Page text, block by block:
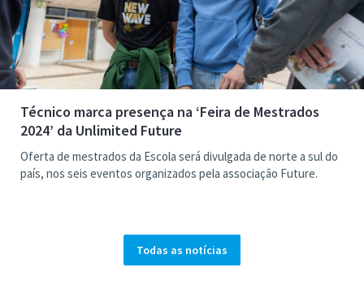
Técnico marca presença na ‘Feira de Mestrados
2024’ da Unlimited Future
Oferta de mestrados da Escola será divulgada de norte a sul do
país, nos seis eventos organizados pela associação Future.
Todas as notícias